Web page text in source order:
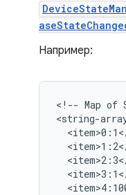
Например:
<!-- Map of
<string-